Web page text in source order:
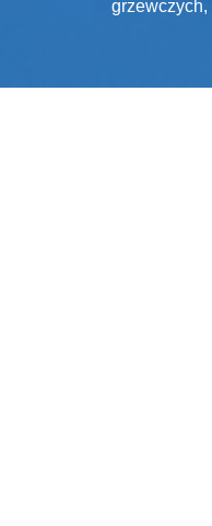
grzewczych,